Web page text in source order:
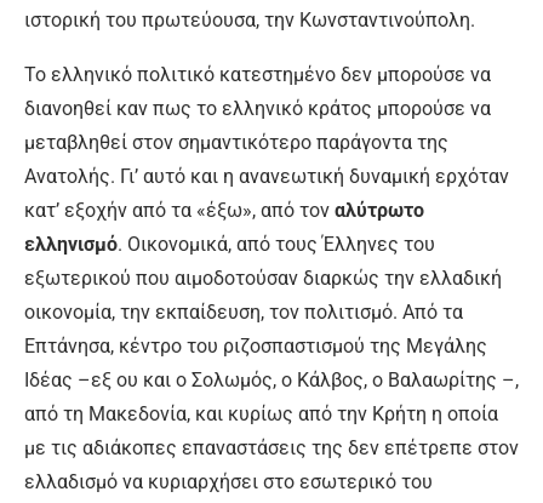
ιστορική του πρωτεύουσα, την Κωνσταντινούπολη.
Το ελληνικό πολιτικό κατεστημένο δεν μπορούσε να
διανοηθεί καν πως το ελληνικό κράτος μπορούσε να
μεταβληθεί στον σημαντικότερο παράγοντα της
Ανατολής. Γι’ αυτό και η ανανεωτική δυναμική ερχόταν
κατ’ εξοχήν από τα «έξω», από τον αλύτρωτο
ελληνισμό. Οικονομικά, από τους Έλληνες του
εξωτερικού που αιμοδοτούσαν διαρκώς την ελλαδική
οικονομία, την εκπαίδευση, τον πολιτισμό. Από τα
Επτάνησα, κέντρο του ριζοσπαστισμού της Μεγάλης
Ιδέας –εξ ου και ο Σολωμός, ο Κάλβος, ο Βαλαωρίτης –,
από τη Μακεδονία, και κυρίως από την Κρήτη η οποία
με τις αδιάκοπες επαναστάσεις της δεν επέτρεπε στον
ελλαδισμό να κυριαρχήσει στο εσωτερικό του